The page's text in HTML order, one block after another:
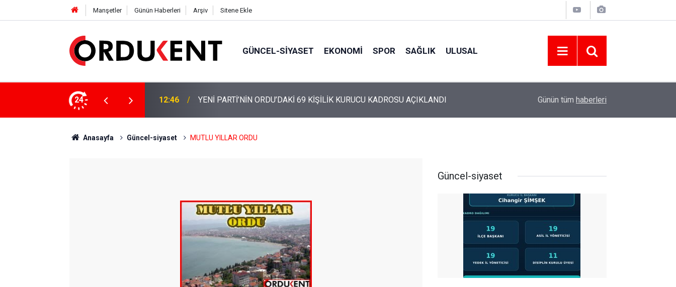
Manşetler Günün Haberleri Arşiv Sitene Ekle
GÜNCEL-SIYASET EKONOMI SPOR SAĞLIK ULUSAL
24
KURUCU KADROSU AÇIKLANDI 12:22 YENİ PARTİ ALTINORDU’DA KURUCU YÖNETİMİNİ AÇIKLADI ORDU ASKF’DEN İŞ DÜNYASINA AMATÖR
Günün tüm haberleri
Anasayfa Güncel-siyaset MUTLU YILLAR ORDU
Güncel-siyaset